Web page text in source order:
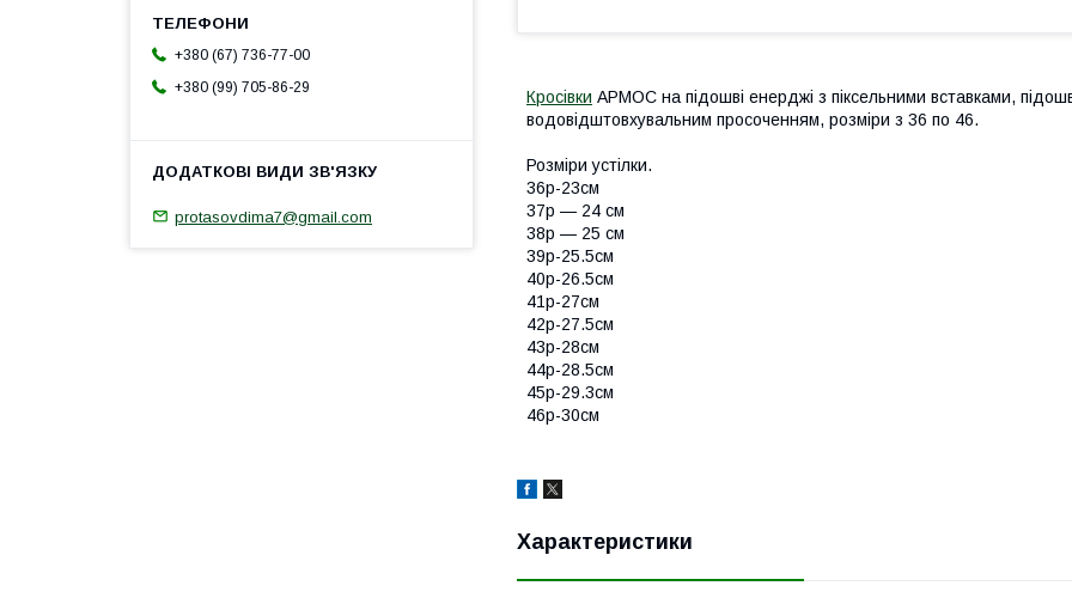
Кросівки АРМОС на підошві енерджі з піксельними вставками,
водовідштовхувальним просоченням, розміри з 36 по 46.
Розміри устілки.
36р-23см
37р — 24 см
38р — 25 см
39р-25.5см
40р-26.5см
41р-27см
42р-27.5см
43р-28см
44р-28.5см
45р-29.3см
46р-30см
Характеристики
+380 (67) 736-77-00
+380 (99) 705-86-29
protasovdima7@gmail.com